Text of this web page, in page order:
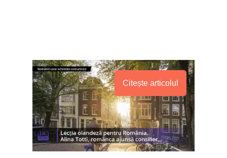
Citește articolul